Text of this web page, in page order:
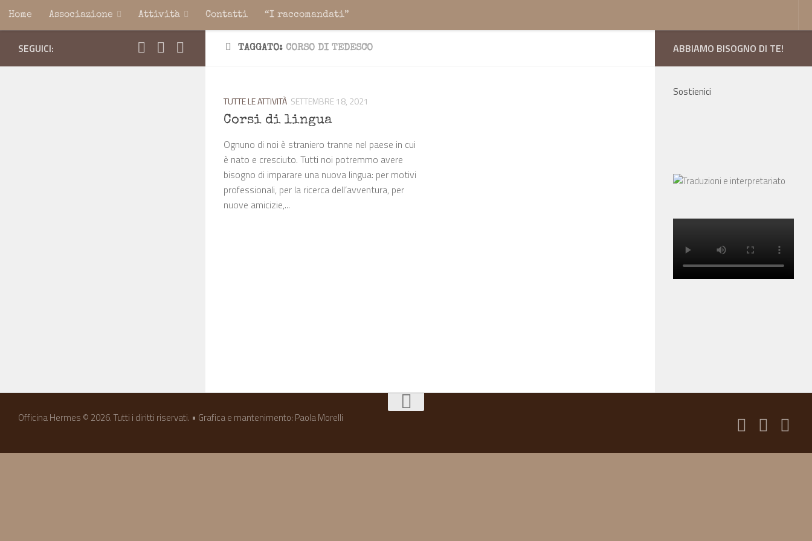
Salta al contenuto
Home Associazione Attività Contatti “I raccomandati”
TAGGATO: CORSO DI TEDESCO
TUTTE LE ATTIVITÀ SETTEMBRE 18, 2021
Corsi di lingua
Ognuno di noi è straniero tranne nel paese in cui
è nato e cresciuto. Tutti noi potremmo avere
bisogno di imparare una nuova lingua: per motivi
professionali, per la ricerca dell’avventura, per
nuove amicizie,...
SEGUICI: ABBIAMO BISOGNO DI TE!
Sostienici
Officina Hermes © 2026. Tutti i diritti riservati. • Grafica e mantenimento: Paola Morelli